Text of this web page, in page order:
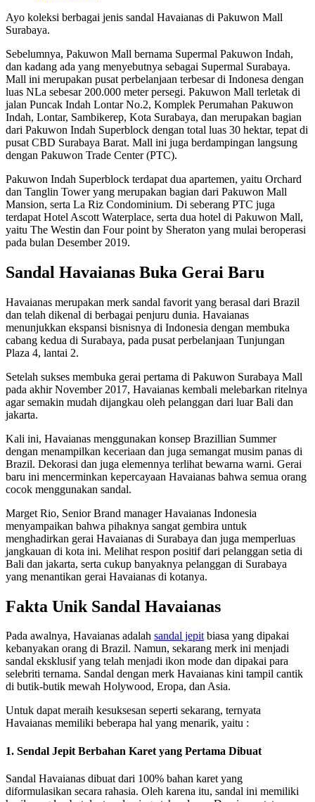
Ayo koleksi berbagai jenis sandal Havaianas di Pakuwon Mall
Surabaya.
Sebelumnya, Pakuwon Mall bernama Supermal Pakuwon Indah,
dan kadang ada yang menyebutnya sebagai Supermal Surabaya.
Mall ini merupakan pusat perbelanjaan terbesar di Indonesa dengan
luas NLa sebesar 200.000 meter persegi. Pakuwon Mall terletak di
jalan Puncak Indah Lontar No.2, Komplek Perumahan Pakuwon
Indah, Lontar, Sambikerep, Kota Surabaya, dan merupakan bagian
dari Pakuwon Indah Superblock dengan total luas 30 hektar, tepat di
pusat CBD Surabaya Barat. Mall ini juga berdampingan langsung
dengan Pakuwon Trade Center (PTC).
Pakuwon Indah Superblock terdapat dua apartemen, yaitu Orchard
dan Tanglin Tower yang merupakan bagian dari Pakuwon Mall
Mansion, serta La Riz Condominium. Di seberang PTC juga
terdapat Hotel Ascott Waterplace, serta dua hotel di Pakuwon Mall,
yaitu The Westin dan Four point by Sheraton yang mulai beroperasi
pada bulan Desember 2019.
Sandal Havaianas Buka Gerai Baru
Havaianas merupakan merk sandal favorit yang berasal dari Brazil
dan telah dikenal di berbagai penjuru dunia. Havaianas
menunjukkan ekspansi bisnisnya di Indonesia dengan membuka
cabang kedua di Surabaya, pada pusat perbelanjaan Tunjungan
Plaza 4, lantai 2.
Setelah sukses membuka gerai pertama di Pakuwon Surabaya Mall
pada akhir November 2017, Havaianas kembali melebarkan ritelnya
agar semakin mudah dijangkau oleh pelanggan dari luar Bali dan
jakarta.
Kali ini, Havaianas menggunakan konsep Brazillian Summer
dengan menampilkan keceriaan dan juga semangat musim panas di
Brazil. Dekorasi dan juga elemennya terlihat bewarna warni. Gerai
baru ini mencerminkan kepercayaan Havaianas bahwa semua orang
cocok menggunakan sandal.
Marget Rio, Senior Brand manager Havaianas Indonesia
menyampaikan bahwa pihaknya sangat gembira untuk
menghadirkan gerai Havaianas di Surabaya dan juga memperluas
jangkauan di kota ini. Melihat respon positif dari pelanggan setia di
Bali dan jakarta, serta cukup banyaknya pelanggan di Surabaya
yang menantikan gerai Havaianas di kotanya.
Fakta Unik Sandal Havaianas
Pada awalnya, Havaianas adalah sandal jepitbiasa yang dipakai
kebanyakan orang di Brazil. Namun, sekarang merk ini menjadi
sandal eksklusif yang telah menjadi ikon mode dan dipakai para
selebriti ternama. Sandal dengan merk Havaianas kini tampil cantik
di butik-butik mewah Holywood, Eropa, dan Asia.
Untuk dapat meraih kesuksesan seperti sekarang, ternyata
Havaianas memiliki beberapa hal yang menarik, yaitu :
1. Sendal Jepit Berbahan Karet yang Pertama Dibuat
Sandal Havaianas dibuat dari 100% bahan karet yang
diformulasikan secara rahasia. Oleh karena itu, sandal ini memiliki